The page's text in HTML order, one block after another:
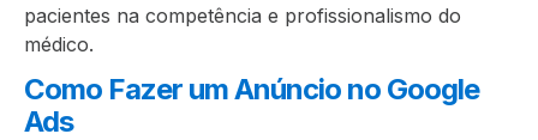
pacientes na competência e profissionalismo do
médico.
Como Fazer um Anúncio no Google
Ads